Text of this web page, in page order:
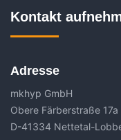
Kontakt
Adresse
mkhyp GmbH
Obere Färberstraße 17a
D-41334 Nettetal-